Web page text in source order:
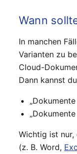
Wann
In manchen
Varianten zu
Cloud-
Dann kannst
Wichtig ist nur,
(z. B. Word,